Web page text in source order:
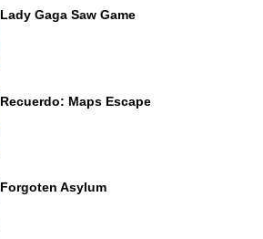
Lady Gaga Saw Game
Recuerdo: Maps Escape
Forgoten Asylum